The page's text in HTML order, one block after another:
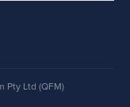
Pty Ltd (QFM)